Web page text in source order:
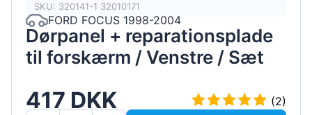
SKU: 320141-1 32010171
FORD FOCUS 1998-2004
Dørpanel + reparationsplade
til forskærm / Venstre / Sæt
417 DKK
(2)